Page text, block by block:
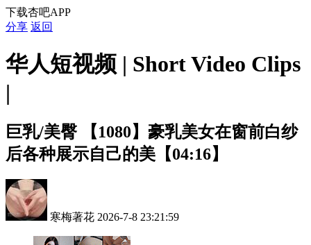
下载杏吧APP
分享 返回
华人短视频 | Short Video Clips
|
巨乳/美臀
【1080】豪乳美女在窗前白纱
后各种展示自己的美【04:16】
寒梅著花 2026-7-8 23:21:59